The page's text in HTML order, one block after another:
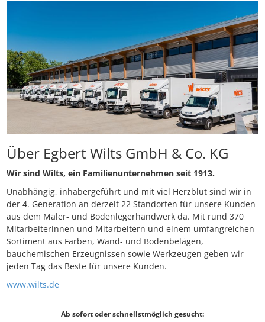
Über Egbert Wilts GmbH & Co. KG
Wir sind Wilts, ein Familienunternehmen seit 1913.
Unabhängig, inhabergeführt und mit viel Herzblut sind wir in
der 4. Generation an derzeit 22 Standorten für unsere Kunden
aus dem Maler- und Bodenlegerhandwerk da. Mit rund 370
Mitarbeiterinnen und Mitarbeitern und einem umfangreichen
Sortiment aus Farben, Wand- und Bodenbelägen,
bauchemischen Erzeugnissen sowie Werkzeugen geben wir
jeden Tag das Beste für unsere Kunden.
www.wilts.de
Ab sofort oder schnellstmöglich gesucht: